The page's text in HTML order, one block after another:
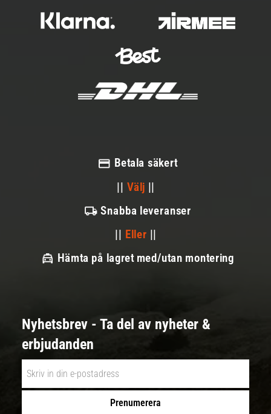
Betala säkert
|| Välj ||
Snabba leveranser
|| Eller ||
Hämta på lagret med/utan montering
Nyhetsbrev - Ta del av nyheter &
erbjudanden
Prenumerera